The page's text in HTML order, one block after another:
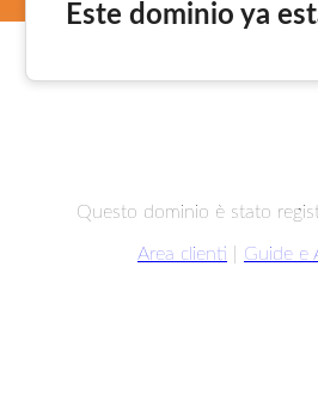
Este dominio ya
Questo dominio è stato
Area clienti Guide e